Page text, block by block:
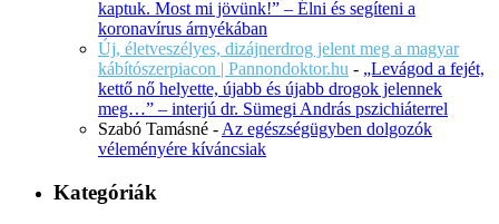
kaptuk. Most mi jövünk!” – Élni és segíteni a
koronavírus árnyékában
Új, életveszélyes, dizájnerdrog jelent meg a magyar
kábítószerpiacon | Pannondoktor.hu - „Levágod a fejét,
kettő nő helyette, újabb és újabb drogok jelennek
meg…” – interjú dr. Sümegi András pszichiáterrel
Szabó Tamásné - Az egészségügyben dolgozók
véleményére kíváncsiak
Kategóriák